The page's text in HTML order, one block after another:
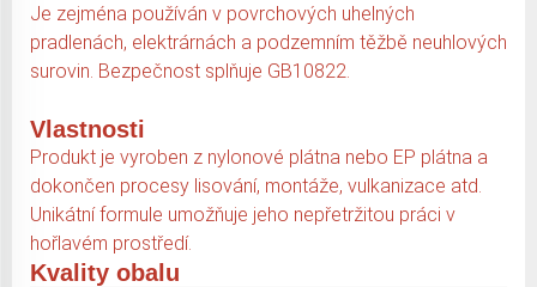
Je zejména používán v povrchových uhelných
pradlenách, elektrárnách a podzemním těžbě neuhlových
surovin. Bezpečnost splňuje GB10822.
Vlastnosti
Produkt je vyroben z nylonové plátna nebo EP plátna a
dokončen procesy lisování, montáže, vulkanizace atd.
Unikátní formule umožňuje jeho nepřetržitou práci v
hořlavém prostředí.
Kvality obalu